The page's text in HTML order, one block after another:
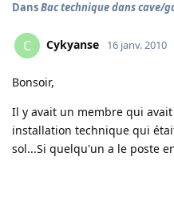
DansBac technique dans cave/
C Cykyanse 16 janv. 2010
Bonsoir,
Il y avait un membre qui
installation technique qui
sol...Si quelqu'un a le poste